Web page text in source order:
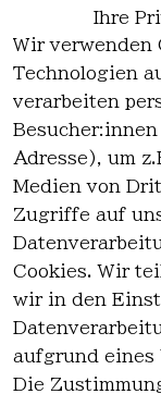
EU-
für Details
Ihre
Wir verwenden
Technologien
verarbeiten
Adresse), um
Medien von
Zugriffe auf
Cookies. Wir
wir in den
aufgrund eines
Die
es
AGB